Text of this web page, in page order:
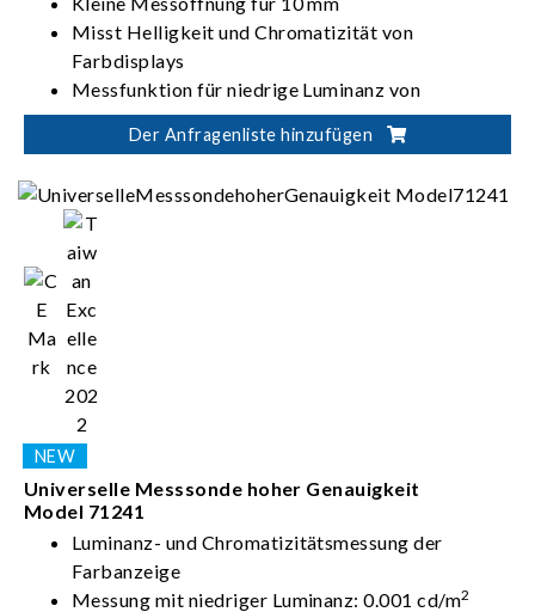
Misst Helligkeit und Chromatizität von
Farbdisplays
Messfunktion für niedrige Luminanz von
0.001cd/m2
Hochpräzise Messung von≤ ±0.002（> 0.1
Der Anfragenliste hinzufügen
Universelle Messsonde hoher Genauigkeit
Model 71241
Luminanz- und Chromatizitätsmessung der
Farbanzeige
Messung mit niedriger Luminanz: 0.001 cd/m2